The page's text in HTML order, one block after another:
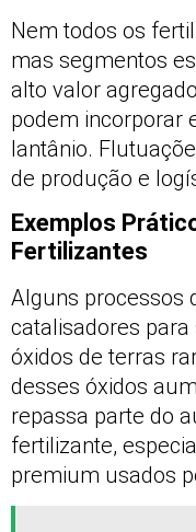
Nem todos os
mas segmentos
alto valor
podem incorporar
lantânio.
de produção e
Exemplos
Fertilizantes
Alguns processos
catalisadores
óxidos de terras
desses óxidos
repassa parte do
fertilizante,
premium usados